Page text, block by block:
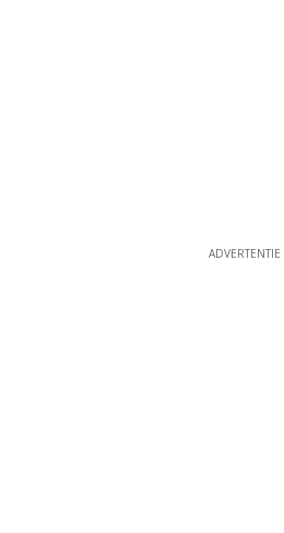
ADVERTENTIE